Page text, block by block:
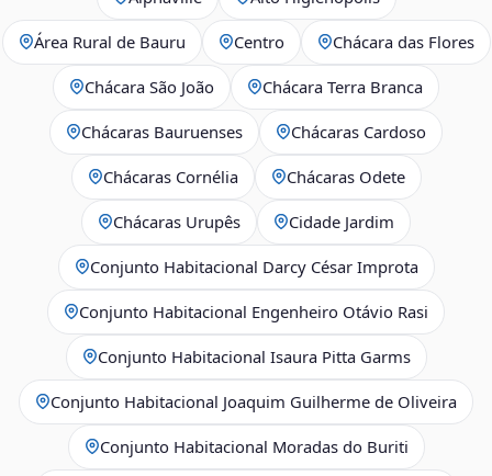
Área Rural de Bauru Centro Chácara das Flores
Chácara São João Chácara Terra Branca
Chácaras Bauruenses Chácaras Cardoso
Chácaras Cornélia Chácaras Odete
Chácaras Urupês Cidade Jardim
Conjunto Habitacional Darcy César Improta
Conjunto Habitacional Engenheiro Otávio Rasi
Conjunto Habitacional Isaura Pitta Garms
Conjunto Habitacional Joaquim Guilherme de Oliveira
Conjunto Habitacional Moradas do Buriti